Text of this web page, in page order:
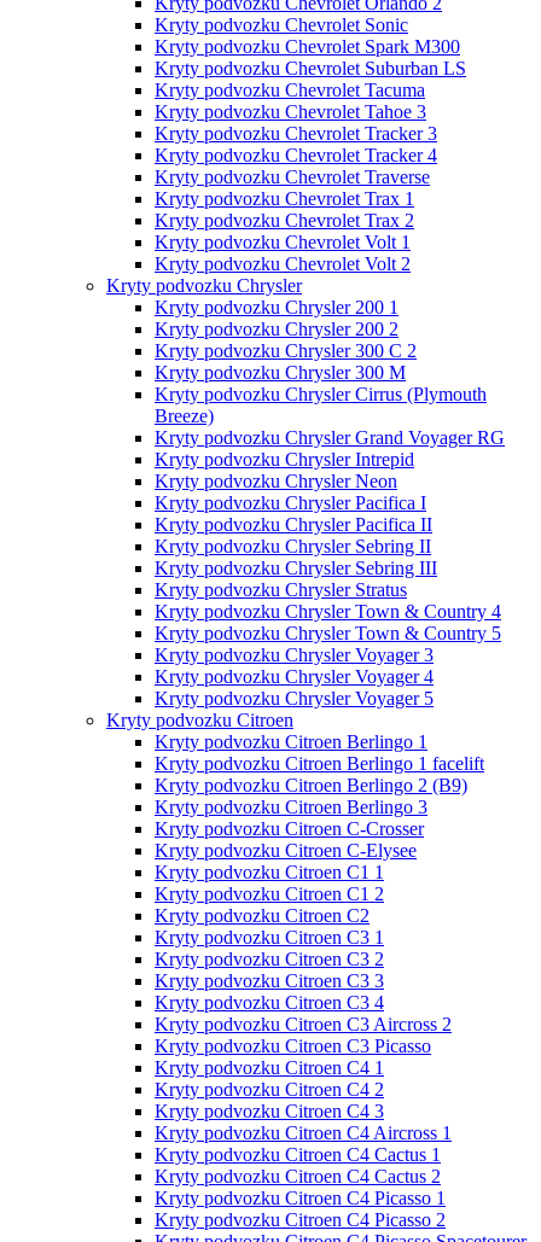
Kryty podvozku Chevrolet Sonic
Kryty podvozku Chevrolet Spark M300
Kryty podvozku Chevrolet Suburban LS
Kryty podvozku Chevrolet Tacuma
Kryty podvozku Chevrolet Tahoe 3
Kryty podvozku Chevrolet Tracker 3
Kryty podvozku Chevrolet Tracker 4
Kryty podvozku Chevrolet Traverse
Kryty podvozku Chevrolet Trax 1
Kryty podvozku Chevrolet Trax 2
Kryty podvozku Chevrolet Volt 1
Kryty podvozku Chevrolet Volt 2
Kryty podvozku Chrysler
Kryty podvozku Chrysler 200 1
Kryty podvozku Chrysler 200 2
Kryty podvozku Chrysler 300 C 2
Kryty podvozku Chrysler 300 M
Kryty podvozku Chrysler Cirrus (Plymouth
Breeze)
Kryty podvozku Chrysler Grand Voyager RG
Kryty podvozku Chrysler Intrepid
Kryty podvozku Chrysler Neon
Kryty podvozku Chrysler Pacifica I
Kryty podvozku Chrysler Pacifica II
Kryty podvozku Chrysler Sebring II
Kryty podvozku Chrysler Sebring III
Kryty podvozku Chrysler Stratus
Kryty podvozku Chrysler Town & Country 4
Kryty podvozku Chrysler Town & Country 5
Kryty podvozku Chrysler Voyager 3
Kryty podvozku Chrysler Voyager 4
Kryty podvozku Chrysler Voyager 5
Kryty podvozku Citroen
Kryty podvozku Citroen Berlingo 1
Kryty podvozku Citroen Berlingo 1 facelift
Kryty podvozku Citroen Berlingo 2 (B9)
Kryty podvozku Citroen Berlingo 3
Kryty podvozku Citroen C-Crosser
Kryty podvozku Citroen C-Elysee
Kryty podvozku Citroen C1 1
Kryty podvozku Citroen C1 2
Kryty podvozku Citroen C2
Kryty podvozku Citroen C3 1
Kryty podvozku Citroen C3 2
Kryty podvozku Citroen C3 3
Kryty podvozku Citroen C3 4
Kryty podvozku Citroen C3 Aircross 2
Kryty podvozku Citroen C3 Picasso
Kryty podvozku Citroen C4 1
Kryty podvozku Citroen C4 2
Kryty podvozku Citroen C4 3
Kryty podvozku Citroen C4 Aircross 1
Kryty podvozku Citroen C4 Cactus 1
Kryty podvozku Citroen C4 Cactus 2
Kryty podvozku Citroen C4 Picasso 1
Kryty podvozku Citroen C4 Picasso 2